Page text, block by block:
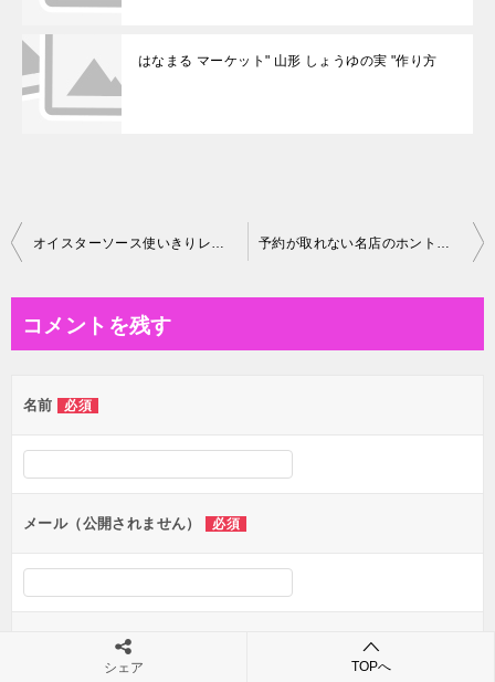
はなまる マーケット" 山形 しょうゆの実 "作り方
投
ビ
ー
シ
ン
オイスターソース使いきりレシピ！エリンギがあわびになるレシピ 予約が取れない名店のホントは教えたくない極上ミートソースレシピ
コメントを残す
名前 必須
メール（公開されません） 必須
シェア TOPへ